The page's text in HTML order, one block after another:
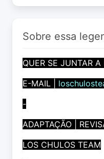
Sobre essa
QUER SE JUNTAR A
E-MAIL |
-
ADAPTAÇÃO |
LOS CHULOS TEAM